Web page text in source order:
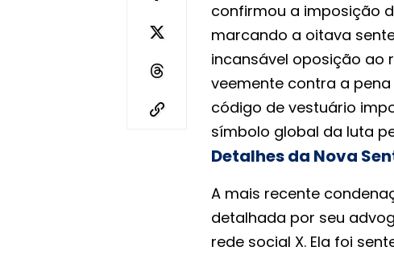
confirmou a imposição
marcando a oitava
incansável oposição ao
veemente contra a
código de vestuário
símbolo global da luta
Detalhes da Nova
A mais recente
detalhada por seu
rede social X. Ela foi